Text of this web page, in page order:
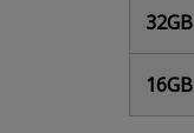
32GB
16GB